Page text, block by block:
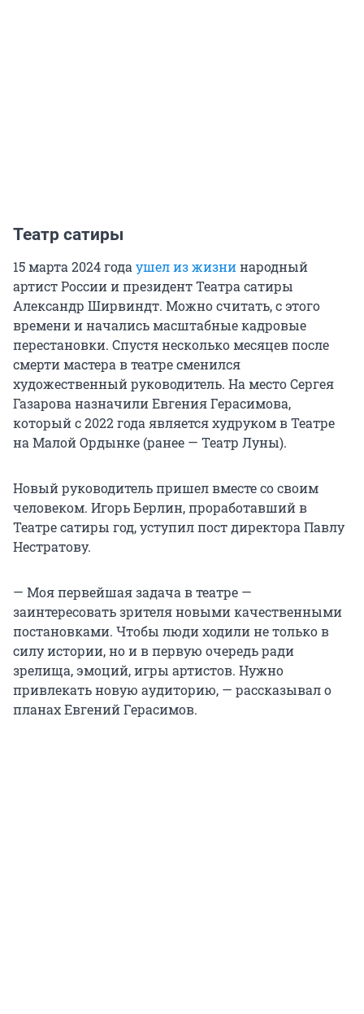
Театр сатиры
15 марта 2024 года ушел из жизнинародный
артист России и президент Театра сатиры
Александр Ширвиндт. Можно считать, с этого
времени и начались масштабные кадровые
перестановки. Спустя несколько месяцев после
смерти мастера в театре сменился
художественный руководитель. На место Сергея
Газарова назначили Евгения Герасимова,
который с 2022 года является худруком в Театре
на Малой Ордынке (ранее — Театр Луны).
Новый руководитель пришел вместе со своим
человеком. Игорь Берлин, проработавший в
Театре сатиры год, уступил пост директора Павлу
Нестратову.
— Моя первейшая задача в театре —
заинтересовать зрителя новыми качественными
постановками. Чтобы люди ходили не только в
силу истории, но и в первую очередь ради
зрелища, эмоций, игры артистов. Нужно
привлекать новую аудиторию, — рассказывал о
планах Евгений Герасимов.